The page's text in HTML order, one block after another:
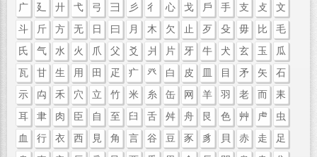
广
廴 廾 弋 弓 彐 彡 彳 心 戈 戶 手 支 攴
文
斗
斤 方 无 日 曰 月 木 欠 止 歹 殳 毋 比
毛
氏
气 水 火 爪 父 爻 爿 片 牙 牛 犬 玄 玉
瓜
瓦
甘 生 用 田 疋 疒 癶 白 皮 皿 目 矛 矢
石
示
禸 禾 穴 立 竹 米 糸 缶 网 羊 羽 老 而
耒
耳
聿 肉 臣 自 至 臼 舌 舛 舟 艮 色 艸 虍
虫
血
行 衣 西 見 角 言 谷 豆 豕 豸 貝 赤 走
足